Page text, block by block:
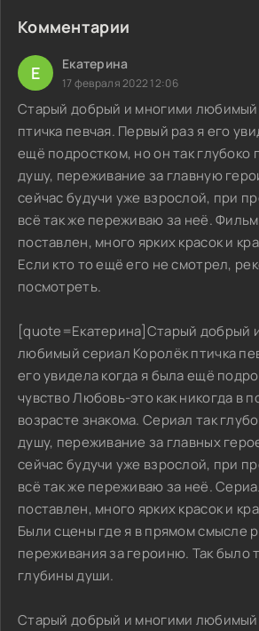
Комментарии
Е Екатерина
17 февраля 2022 12:06
Старый добрый и многими любимый
птичка певчая. Первый раз я его
ещё подростком, но он так глубоко
душу, переживание за главную
сейчас будучи уже взрослой, при
всё так же переживаю за неё.
поставлен, много ярких красок и
Если кто то ещё его не смотрел,
посмотреть.
[quote=Екатерина]Старый добрый
любимый сериал Королёк птичка
его увидела когда я была ещё
чувство Любовь-это как никогда в
возрасте знакома. Сериал так
душу, переживание за главных
сейчас будучи уже взрослой, при
всё так же переживаю за неё.
поставлен, много ярких красок и
Были сцены где я в прямом смысле
переживания за героиню. Так было
глубины души.
Старый добрый и многими любимый